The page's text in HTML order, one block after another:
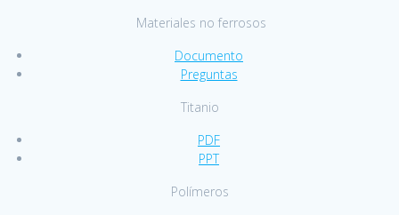
Materiales no ferrosos
Documento
Preguntas
Titanio
PDF
PPT
Polímeros